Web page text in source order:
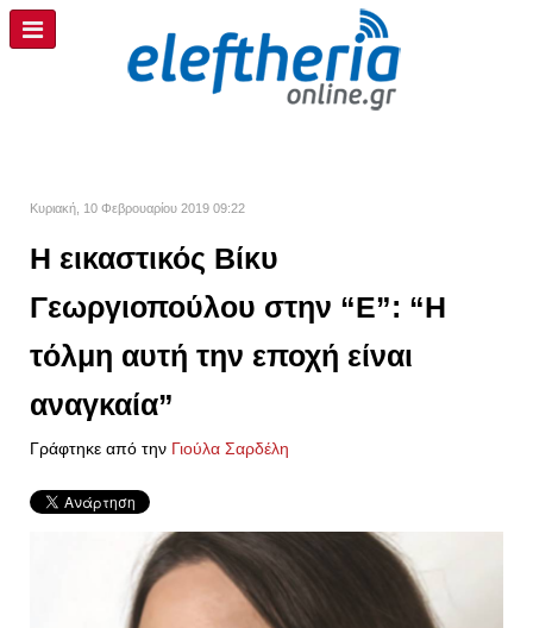
Κυριακή, 10 Φεβρουαρίου 2019 09:22
Η εικαστικός Βίκυ
Γεωργιοπούλου στην “Ε”: “Η
τόλμη αυτή την εποχή είναι
αναγκαία”
Γράφτηκε από την Γιούλα Σαρδέλη